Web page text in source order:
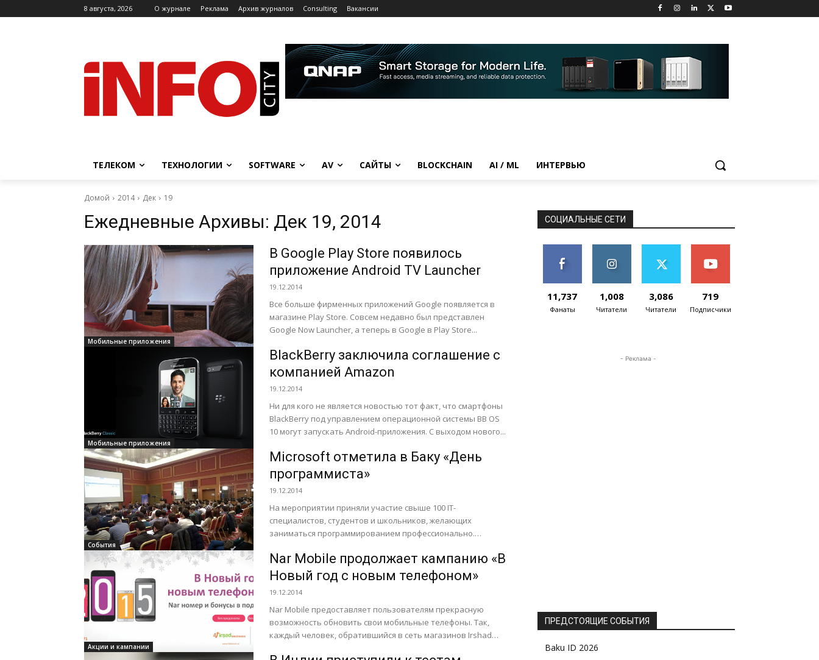
8 августа, 2026 O журнале Реклама Архив журналов Consulting Вакансии
ТЕЛЕКОМ ТЕХНОЛОГИИ SOFTWARE AV САЙТЫ BLOCKCHAIN AI / ML ИНТЕРВЬЮ
Домой 2014 Дек 19
Ежедневные Архивы: Дек 19, 2014
Мобильные приложения
В Google Play Store появилось
приложение Android TV Launcher
19.12.2014
Все больше фирменных приложений Google появляется в
магазине Play Store. Совсем недавно был представлен
Google Now Launcher, а теперь в Google в Play Store...
Мобильные приложения
BlackBerry заключила соглашение с
компанией Amazon
19.12.2014
Ни для кого не является новостью тот факт, что смартфоны
BlackBerry под управлением операционной системы BB OS
10 могут запускать Android-приложения. С выходом нового...
События
Microsoft отметила в Баку «День
программиста»
19.12.2014
На мероприятии приняли участие свыше 100 IT-
специалистов, студентов и школьников, желающих
заниматься программированием профессионально.
возможностей карьерного роста молодых...
Акции и кампании
Nar Mobile продолжает кампанию «В
Новый год с новым телефоном»
19.12.2014
Nar Mobile предоставляет пользователям прекрасную
возможность обновить свои мобильные телефоны. Так,
каждый человек, обратившийся в сеть магазинов Irshad
СОЦИАЛЬНЫЕ СЕТИ
11,737
Фанаты
1,008
Читатели
3,086
Читатели
719
Подписчики
- Реклама -
ПРЕДСТОЯЩИЕ СОБЫТИЯ
Baku ID 2026